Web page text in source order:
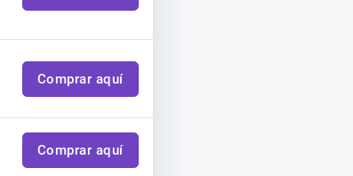
Comprar aquí
Comprar aquí